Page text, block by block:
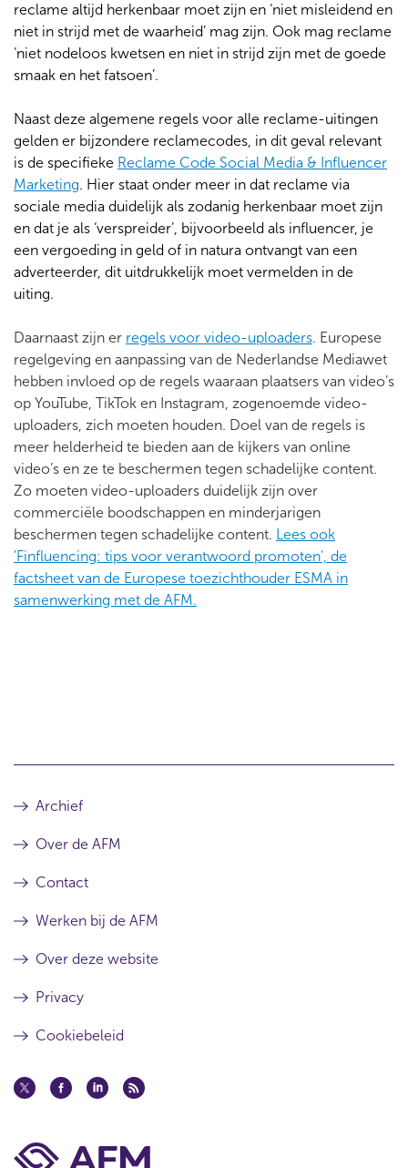
reclame altijd herkenbaar moet zijn en ‘niet misleidend en
niet in strijd met de waarheid’ mag zijn. Ook mag reclame
‘niet nodeloos kwetsen en niet in strijd zijn met de goede
smaak en het fatsoen’.
Naast deze algemene regels voor alle reclame-uitingen
gelden er bijzondere reclamecodes, in dit geval relevant
is de specifieke Reclame Code Social Media & Influencer
Marketing. Hier staat onder meer in dat reclame via
sociale media duidelijk als zodanig herkenbaar moet zijn
en dat je als ‘verspreider’, bijvoorbeeld als influencer, je
een vergoeding in geld of in natura ontvangt van een
adverteerder, dit uitdrukkelijk moet vermelden in de
uiting.
Daarnaast zijn er regels voor video-uploaders. Europese
regelgeving en aanpassing van de Nederlandse Mediawet
hebben invloed op de regels waaraan plaatsers van video’s
op YouTube, TikTok en Instagram, zogenoemde video-
uploaders, zich moeten houden. Doel van de regels is
meer helderheid te bieden aan de kijkers van online
video’s en ze te beschermen tegen schadelijke content.
Zo moeten video-uploaders duidelijk zijn over
commerciële boodschappen en minderjarigen
beschermen tegen schadelijke content. Lees ook
'Finfluencing: tips voor verantwoord promoten', de
factsheet van de Europese toezichthouder ESMA in
samenwerking met de AFM.
Archief
Over de AFM
Contact
Werken bij de AFM
Over deze website
Privacy
Cookiebeleid